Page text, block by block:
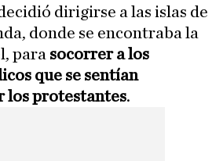
dirigirse a las islas de
donde se encontraba la
para socorrer a los
que se sentían
los protestantes.